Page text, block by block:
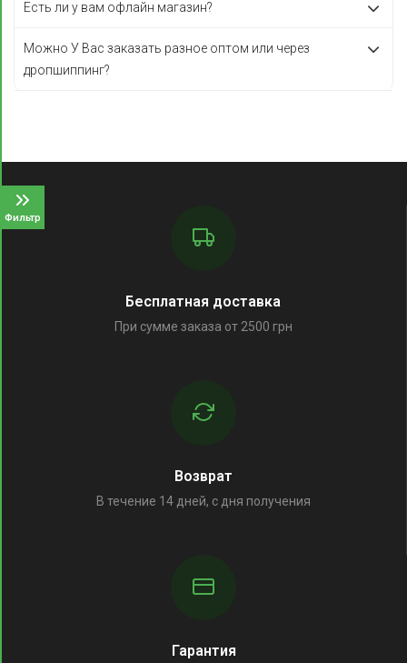
Фильтр
Есть ли у вам офлайн магазин?
Можно У Вас заказать разное оптом или через
дропшиппинг?
Бесплатная доставка
При сумме заказа от 2500 грн
Возврат
В течение 14 дней, с дня получения
Гарантия